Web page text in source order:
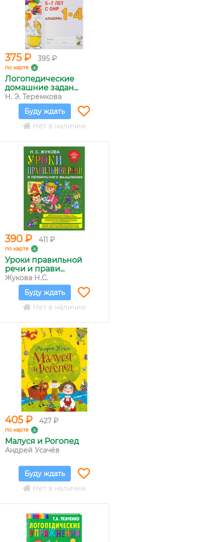
375 ₽ 395 ₽
по карте
Логопедические
домашние задан...
Н. Э. Теремкова
Буду ждать
Нет в наличии
390 ₽ 411 ₽
по карте
Уроки правильной
речи и прави...
Жукова Н.С.
Буду ждать
Нет в наличии
405 ₽ 427 ₽
по карте
Малуся и Рогопед
Андрей Усачёв
Буду ждать
Нет в наличии